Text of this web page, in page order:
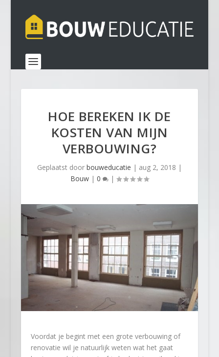
HOE BEREKEN IK DE
KOSTEN VAN MIJN
VERBOUWING?
Geplaatst door bouweducatie | aug 2, 2018 |
Bouw| 0 |
Voordat je begint met een grote verbouwing of
renovatie wil je natuurlijk weten wat het gaat